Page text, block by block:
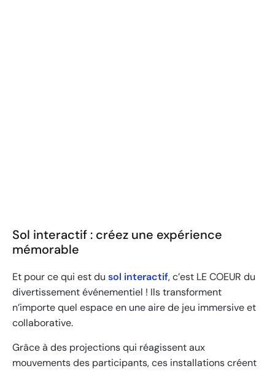
Sol interactif : créez une expérience
mémorable
Et pour ce qui est du sol interactif, c’est LE COEUR du
divertissement événementiel ! Ils transforment
n’importe quel espace en une aire de jeu immersive et
collaborative.
Grâce à des projections qui réagissent aux
mouvements des participants, ces installations créent